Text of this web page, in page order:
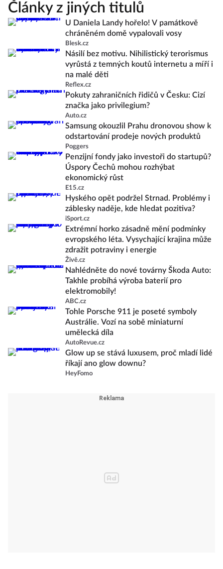
Články z jiných titulů
U Daniela Landy hořelo! V památkově
chráněném domě vypalovali vosy
Blesk.cz
Násilí bez motivu. Nihilistický terorismus
vyrůstá z temných koutů internetu a míří i
na malé děti
Reflex.cz
Pokuty zahraničních řidičů v Česku: Cizí
značka jako privilegium?
Auto.cz
Samsung okouzlil Prahu dronovou show k
odstartování prodeje nových produktů
Poggers
Penzijní fondy jako investoři do startupů?
Úspory Čechů mohou rozhýbat
ekonomický růst
E15.cz
Hyského opět podržel Strnad. Problémy i
záblesky naděje, kde hledat pozitiva?
iSport.cz
Extrémní horko zásadně mění podmínky
evropského léta. Vysychající krajina může
zdražit potraviny i energie
Živě.cz
Nahlédněte do nové továrny Škoda Auto:
Takhle probíhá výroba baterií pro
elektromobily!
ABC.cz
Tohle Porsche 911 je poseté symboly
Austrálie. Vozí na sobě miniaturní
umělecká díla
AutoRevue.cz
Glow up se stává luxusem, proč mladí lidé
říkají ano glow downu?
HeyFomo